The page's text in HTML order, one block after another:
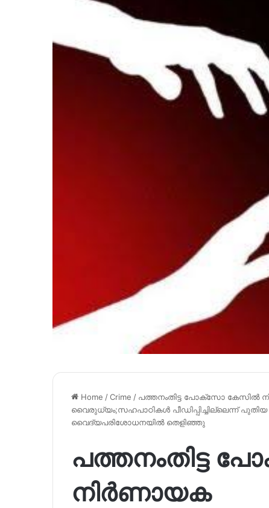
Home /Crime / പത്തനംതിട്ട പോക്സോ കേസിൽ
വൈരുധ്യം;സഹപാഠികൾ പീഡിപ്പിച്ചില്ലെന്ന് പുതിയ
വൈദ്യപരിശോധനയിൽ തെളിഞ്ഞു
പത്തനംതിട്ട
നിർണായക